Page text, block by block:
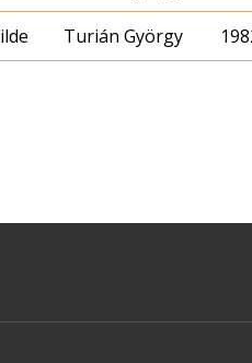
Turián György